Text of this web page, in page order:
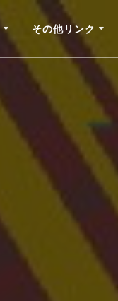
その他リンク